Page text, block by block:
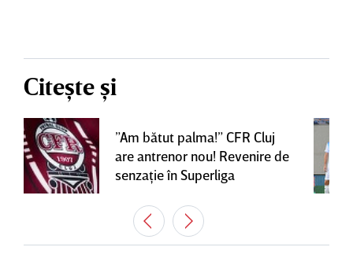
Citește și
”Am bătut palma!” CFR Cluj
are antrenor nou! Revenire de
senzaţie în Superliga